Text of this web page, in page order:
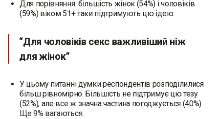
Для порівняння: більшість жінок (54%) і чоловіків
(59%) віком 51+ таки підтримують цю ідею.
“Для чоловіків секс важливіший ніж
для жінок”
У цьому питанні думки респондентів розподілилися
більш рівномірно. Більшість не підтримує цю тезу
(52%), але все ж значна частина погоджується (40%).
Ще 9% вагаються.